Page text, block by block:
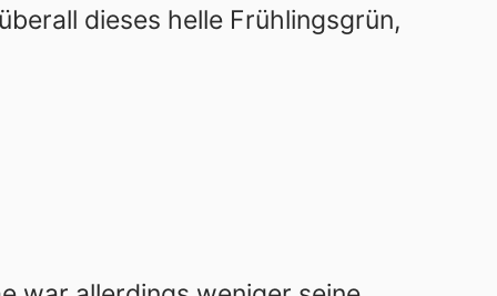
dieses helle Frühlingsgrün,